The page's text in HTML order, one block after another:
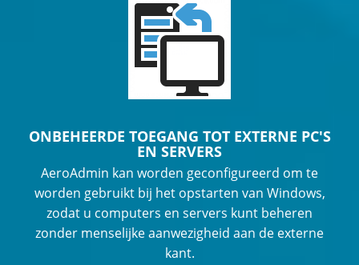
ONBEHEERDE TOEGANG TOT EXTERNE PC'S
EN SERVERS
AeroAdmin kan worden geconfigureerd om te
worden gebruikt bij het opstarten van Windows,
zodat u computers en servers kunt beheren
zonder menselijke aanwezigheid aan de externe
kant.